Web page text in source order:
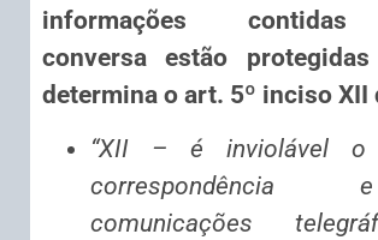
informações contidas
conversa estão
determina o art. 5º inciso XII
“XII – é inviolável o
comunicações